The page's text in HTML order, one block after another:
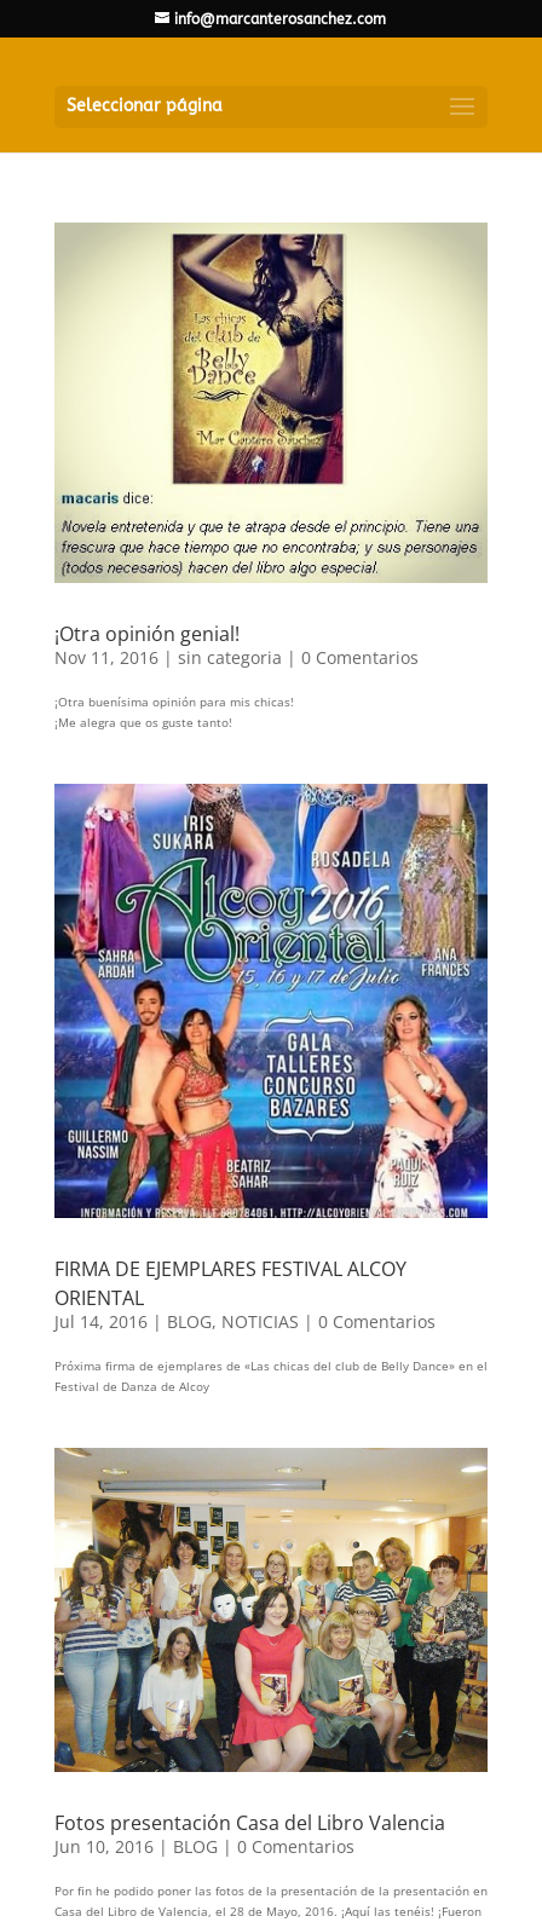
info@marcanterosanchez.com
Seleccionar página
¡Otra opinión genial!
Nov 11, 2016| sin categoria | 0 Comentarios
¡Otra buenísima opinión para mis chicas!
¡Me alegra que os guste tanto!
FIRMA DE EJEMPLARES FESTIVAL ALCOY
ORIENTAL
Jul 14, 2016| BLOG, NOTICIAS | 0 Comentarios
Próxima firma de ejemplares de «Las chicas del club de Belly Dance» en el
Festival de Danza de Alcoy
Fotos presentación Casa del Libro Valencia
Jun 10, 2016| BLOG | 0 Comentarios
Por fin he podido poner las fotos de la presentación de la presentación en
Casa del Libro de Valencia, el 28 de Mayo, 2016. ¡Aquí las tenéis! ¡Fueron